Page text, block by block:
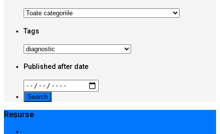
Tags
Published after date
Resurse